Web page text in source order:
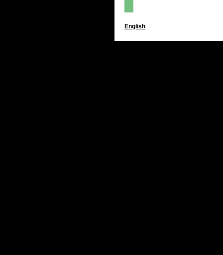
English